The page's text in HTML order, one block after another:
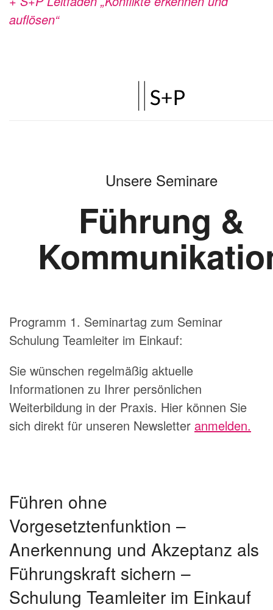
auflösen“
Programm 1. Seminartag zum Seminar
Schulung Teamleiter im Einkauf:
Sie wünschen regelmäßig aktuelle
Informationen zu Ihrer persönlichen
Weiterbildung in der Praxis. Hier können Sie
sich direkt für unseren Newsletter anmelden.
Führen ohne
Vorgesetztenfunktion –
Anerkennung und Akzeptanz als
Führungskraft sichern –
Schulung Teamleiter im Einkauf